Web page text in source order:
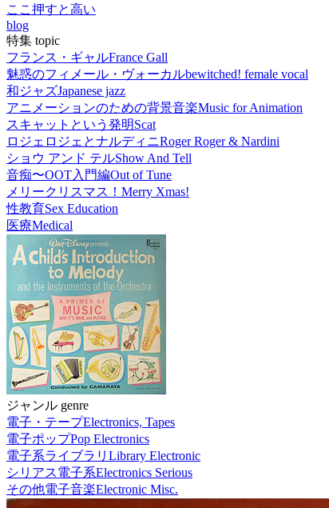
ここ押すと高い
blog
特集 topic
フランス・ギャルFrance Gall
魅惑のフィメール・ヴォーカルbewitched! female vocal
和ジャズJapanese jazz
アニメーションのための背景音楽Music for Animation
スキャットという発明Scat
ロジェロジェとナルディニRoger Roger & Nardini
ショウ アンド テルShow And Tell
音痴〜OOT入門編Out of Tune
メリークリスマス！ Merry Xmas!
性教育Sex Education
医療Medical
ジャンル genre
電子・テープElectronics, Tapes
電子ポップPop Electronics
電子系ライブラリ Library Electronic
シリアス電子系Electronics Serious
その他電子音楽Electronic Misc.